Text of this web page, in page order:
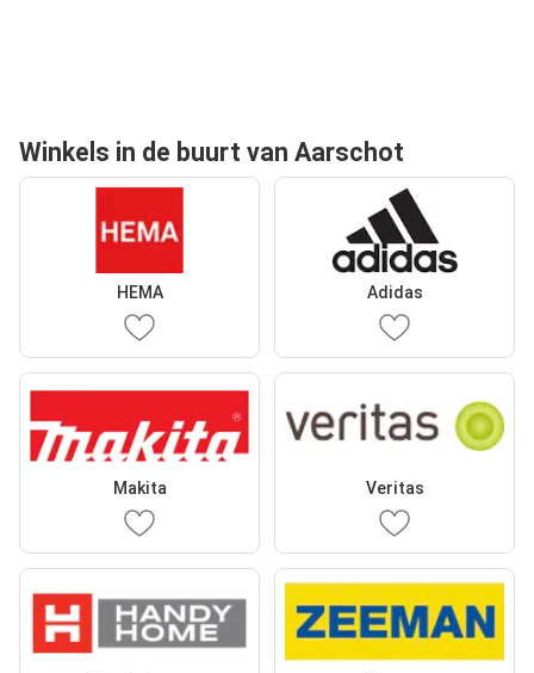
Winkels in de buurt van Aarschot
HEMA Adidas
Makita Veritas